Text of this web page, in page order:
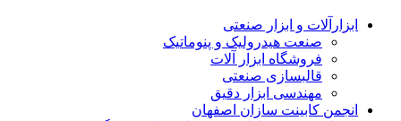
ابزارآلات و ابزار صنعتی
صنعت هیدرولیک و پنوماتیک
فروشگاه ابزار آلات
قالبسازی صنعتی
مهندسی ابزار دقیق
انجمن کابینت سازان اصفهان